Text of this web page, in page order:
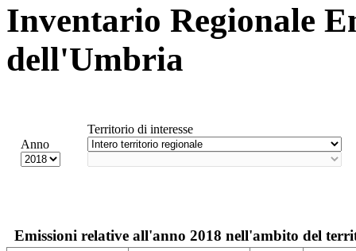
Inventario Regionale
dell'Umbria
Anno
Territorio di interesse
Emissioni relative all'anno 2018 nell'ambito del